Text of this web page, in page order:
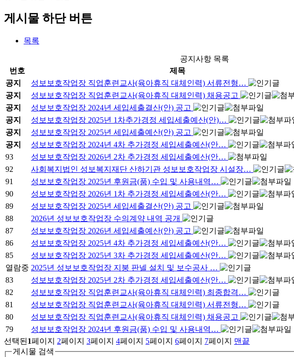
게시물 하단 버튼
목록
공지사항 목록
번호
제목
공지
성보보호작업장 직업훈련교사(육아휴직 대체인력) 서류전형…
공지
성보보호작업장 직업훈련교사(육아휴직 대체인력) 채용공고
공지
성보보호작업장 2024년 세입세출결산(안) 공고
공지
성보보호작업장 2025년 1차추가경정 세입세출예산(안)…
공지
성보보호작업장 2025년 세입세출예산(안) 공고
공지
성보보호작업장 2024년 4차 추가경정 세입세출예산(안…
93
성보보호작업장 2026년 2차 추가경정 세입세출예산(안…
92
사회복지법인 성보복지재단 산하기관 성보보호작업장 시설장…
91
성보보호작업장 2025년 후원금(품) 수입 및 사용내역…
90
성보보호작업장 2026년 1차 추가경정 세입세출예산(안…
89
성보보호작업장 2025년 세입세출결산(안) 공고
88
2026년 성보보호작업장 수의계약 내역 공개
87
성보보호작업장 2026년 세입세출예산(안) 공고
86
성보보호작업장 2025년 4차 추가경정 세입세출예산(안…
85
성보보호작업장 2025년 3차 추가경정 세입세출예산(안…
열람중 2025년 성보보호작업장 지붕 판넬 설치 및 보수공사 …
83
성보보호작업장 2025년 2차 추가경정 세입세출예산(안…
82
성보보호작업장 직업훈련교사(육아휴직 대체인력) 최종합격…
81
성보보호작업장 직업훈련교사(육아휴직 대체인력) 서류전형…
80
성보보호작업장 직업훈련교사(육아휴직 대체인력) 채용공고
79
성보보호작업장 2024년 후원금(품) 수입 및 사용내역…
선택된 1페이지 2페이지 3페이지 4페이지 5페이지 6페이지 7페이지
맨끝
게시물 검색